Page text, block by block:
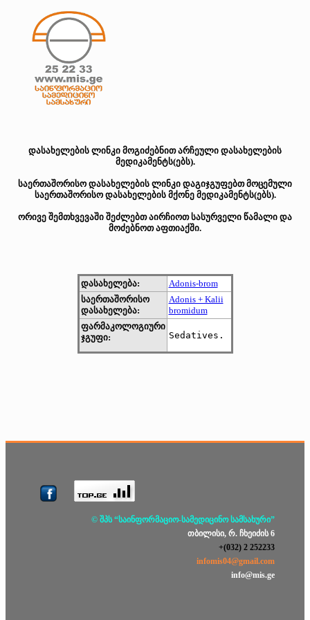
დასახელების ლინკი მოგიძებნით არჩეული დასახელების
მედიკამენტს(ებს).
საერთაშორისო დასახელების ლინკი დაგიჯგუფებთ მოცემული
საერთაშორისო დასახელების მქონე მედიკამენტს(ებს).
ორივე შემთხვევაში შეძლებთ აირჩიოთ სასურველი წამალი და
მოძებნოთ აფთიაქში.
დასახელება:
Adonis-brom
საერთაშორისო
დასახელება:
Adonis + Kalii
bromidum
ფარმაკოლოგიური
ჯგუფი:
Sedatives.
© შპს “საინფორმაციო-სამედიცინო სამსახური”
თბილისი, რ. ჩხეიძის 6
+(032) 2 252233
infomis04@gmail.com
info@mis.ge